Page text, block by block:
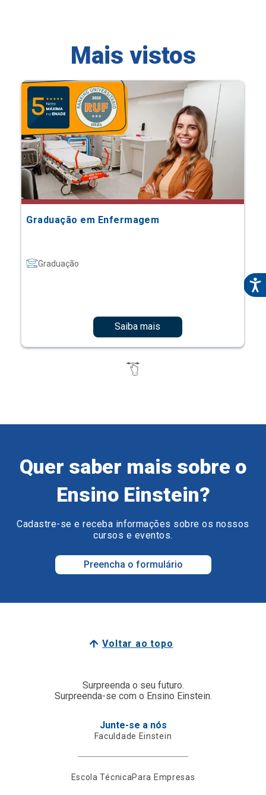
Mais vistos
Graduação em Enfermagem
Graduação
Saiba mais
Quer saber mais sobre o
Ensino Einstein?
Cadastre-se e receba informações sobre os nossos
cursos e eventos.
Preencha o formulário
Voltar ao topo
Surpreenda o seu futuro.
Surpreenda-se com o Ensino Einstein.
Junte-se a nós
Faculdade Einstein
Escola TécnicaPara Empresas